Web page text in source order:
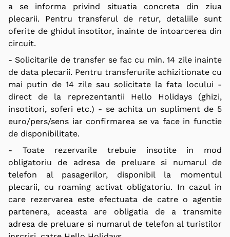
a se informa privind situatia concreta din ziua
plecarii. Pentru transferul de retur, detaliile sunt
oferite de ghidul insotitor, inainte de intoarcerea din
circuit.
- Solicitarile de transfer se fac cu min. 14 zile inainte
de data plecarii. Pentru transferurile achizitionate cu
mai putin de 14 zile sau solicitate la fata locului -
direct de la reprezentantii Hello Holidays (ghizi,
insotitori, soferi etc.) - se achita un supliment de 5
euro/pers/sens iar confirmarea se va face in functie
de disponibilitate.
- Toate rezervarile trebuie insotite in mod
obligatoriu de adresa de preluare si numarul de
telefon al pasagerilor, disponibil la momentul
plecarii, cu roaming activat obligatoriu. In cazul in
care rezervarea este efectuata de catre o agentie
partenera, aceasta are obligatia de a transmite
adresa de preluare si numarul de telefon al turistilor